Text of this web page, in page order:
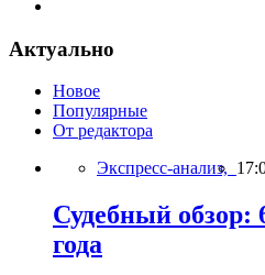
Актуально
Новое
Популярные
От редактора
Экспресс-анализ,
Судебный обзор:
года